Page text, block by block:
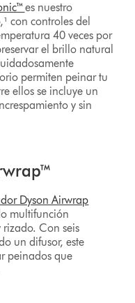
es nuestro
con controles del
40 veces por
el brillo natural
permiten peinar tu
ellos se incluye un
y sin
Dyson Airwrap
multifunción
Con seis
un difusor, este
peinados que